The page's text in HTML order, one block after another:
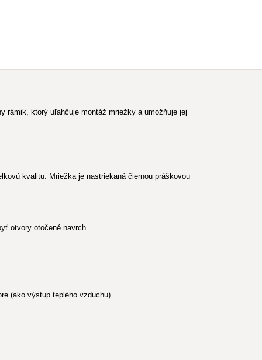
rámik, ktorý uľahčuje montáž mriežky a umožňuje jej
kvalitu. Mriežka je nastriekaná čiernou práškovou
otvory otočené navrch.
(ako výstup teplého vzduchu).